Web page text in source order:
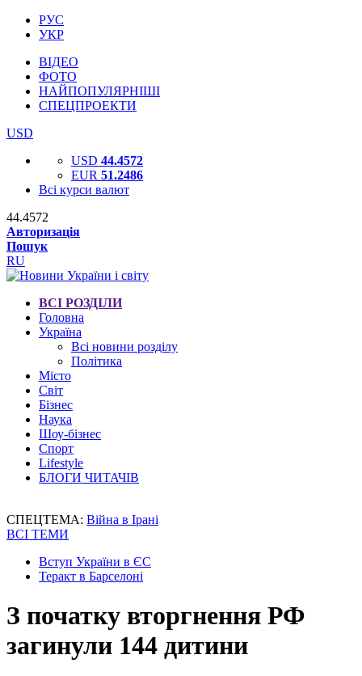
РУС
УКР
ВІДЕО
ФОТО
НАЙПОПУЛЯРНІШІ
СПЕЦПРОЕКТИ
USD
USD 44.4572
EUR 51.2486
Всі курси валют
44.4572
Авторизація
Пошук
RU
ВСІ РОЗДІЛИ
Головна
Україна
Всі новини розділу
Політика
Місто
Світ
Бізнес
Наука
Шоу-бізнес
Спорт
Lifestyle
БЛОГИ ЧИТАЧІВ
СПЕЦТЕМА: Війна в Ірані
ВСІ ТЕМИ
Вступ України в ЄС
Теракт в Барселоні
З початку вторгнення РФ
загинули 144 дитини